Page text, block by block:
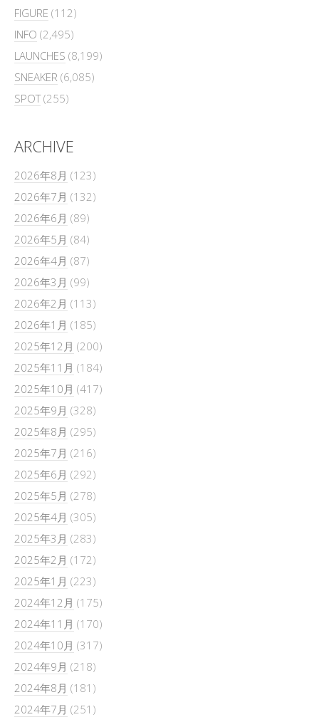
FIGURE (112)
INFO (2,495)
LAUNCHES (8,199)
SNEAKER (6,085)
SPOT(255)
ARCHIVE
2026年8月 (123)
2026年7月 (132)
2026年6月 (89)
2026年5月 (84)
2026年4月 (87)
2026年3月 (99)
2026年2月 (113)
2026年1月 (185)
2025年12月 (200)
2025年11月 (184)
2025年10月 (417)
2025年9月 (328)
2025年8月 (295)
2025年7月 (216)
2025年6月 (292)
2025年5月 (278)
2025年4月 (305)
2025年3月 (283)
2025年2月 (172)
2025年1月 (223)
2024年12月 (175)
2024年11月 (170)
2024年10月 (317)
2024年9月 (218)
2024年8月 (181)
2024年7月 (251)